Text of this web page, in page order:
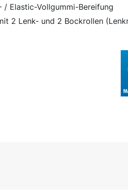
/ Elastic-Vollgummi-Bereifung
2 Lenk- und 2 Bockrollen